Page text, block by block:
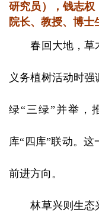
研究员），钱志权
院长、教授、博士
春回大地，草
义务植树活动时
绿“三绿”并举，
库“四库”联动。
前进方向。
林草兴则生态